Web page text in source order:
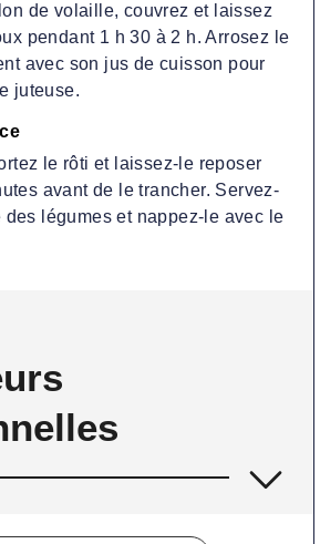
de volaille, couvrez et laissez
pendant 1 h 30 à 2 h. Arrosez le
avec son jus de cuisson pour
juteuse.
le rôti et laissez-le reposer
avant de le trancher. Servez-
des légumes et nappez-le avec le